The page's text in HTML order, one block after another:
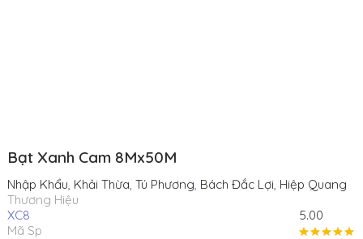
Bạt Xanh Cam 8Mx50M
Nhập Khẩu, Khải Thừa, Tú Phương, Bách Đắc Lợi, Hiệp Quang
Thương Hiệu
XC8
Mã Sp
5.00